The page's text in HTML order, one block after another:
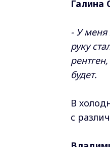
Галина
- У меня
руку
будет.
В
с